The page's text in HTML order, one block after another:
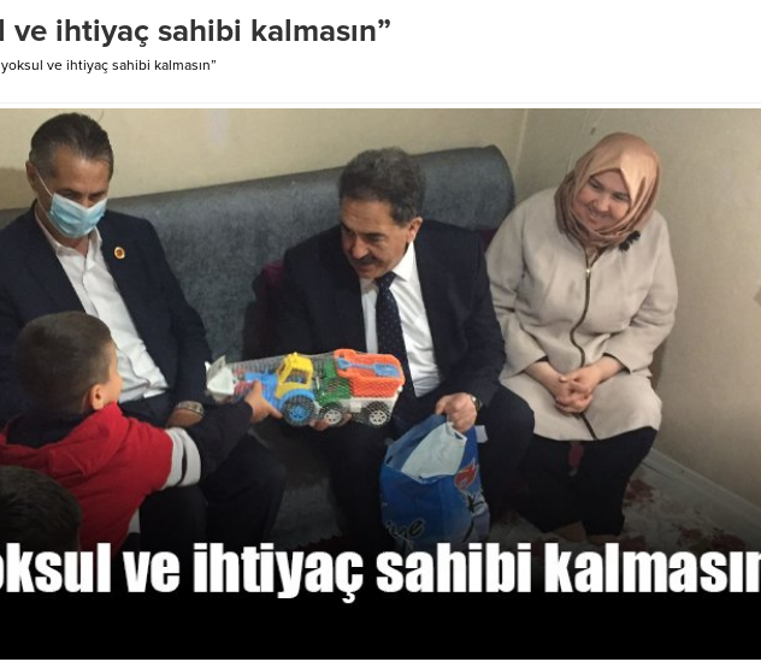
ihtiyaç sahibi kalmasın”
ve ihtiyaç sahibi kalmasın”